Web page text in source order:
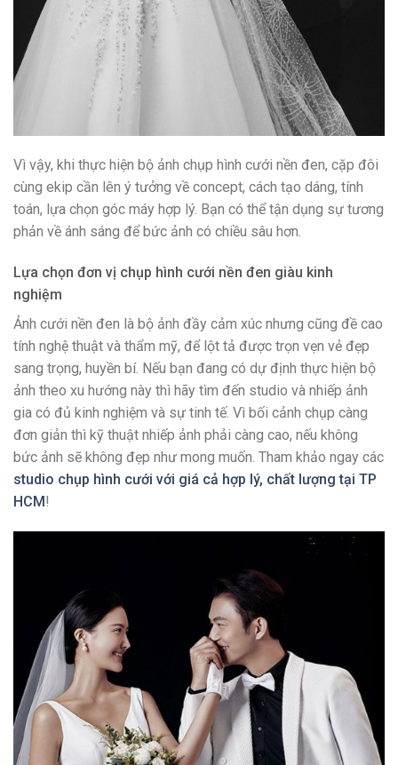
Vì vậy, khi thực hiện bộ ảnh chụp hình cưới nền đen, cặp đôi
cùng ekip cần lên ý tưởng về concept, cách tạo dáng, tính
toán, lựa chọn góc máy hợp lý. Bạn có thể tận dụng sự tương
phản về ánh sáng để bức ảnh có chiều sâu hơn.
Lựa chọn đơn vị chụp hình cưới nền đen giàu kinh
nghiệm
Ảnh cưới nền đen là bộ ảnh đầy cảm xúc nhưng cũng đề cao
tính nghệ thuật và thẩm mỹ, để lột tả được trọn vẹn vẻ đẹp
sang trọng, huyền bí. Nếu bạn đang có dự định thực hiện bộ
ảnh theo xu hướng này thì hãy tìm đến studio và nhiếp ảnh
gia có đủ kinh nghiệm và sự tinh tế. Vì bối cảnh chụp càng
đơn giản thì kỹ thuật nhiếp ảnh phải càng cao, nếu không
bức ảnh sẽ không đẹp như mong muốn. Tham khảo ngay các
studio chụp hình cưới với giá cả hợp lý, chất lượng tại TP
HCM!